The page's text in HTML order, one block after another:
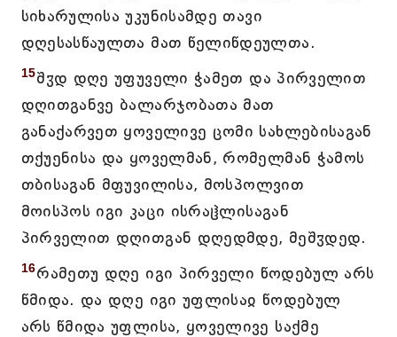
სიხარულისა უკუნისამდე თავი
დღესასწაულთა მათ წელიწდეულთა.
15შჳდ დღე უფუველი ჭამეთ და პირველით
დღითგანვე ბალარჯობათა მათ
განაქარვეთ ყოველივე ცომი სახლებისაგან
თქუენისა და ყოველმან, რომელმან ჭამოს
თბისაგან მფუვილისა, მოსპოლვით
მოისპოს იგი კაცი ისრაჱლისაგან
პირველით დღითგან დღედმდე, მეშჳდედ.
16რამეთუ დღე იგი პირველი წოდებულ არს
წმიდა. და დღე იგი უფლისაჲ წოდებულ
არს წმიდა უფლისა, ყოველივე საქმე